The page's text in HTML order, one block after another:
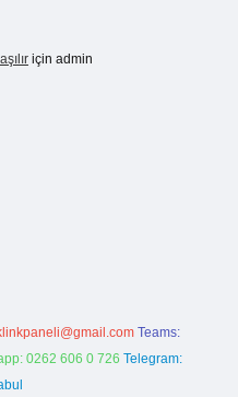
için admin
Teams:
0262 606 0 726 Telegram: